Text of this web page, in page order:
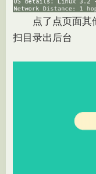
点了点页面其
扫目录出后台